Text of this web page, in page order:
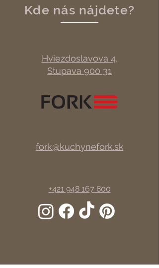
Kde nás nájdete?
Hviezdoslavova 4,
Stupava 900 31
fork@kuchynefork.sk
+421 948 167 800